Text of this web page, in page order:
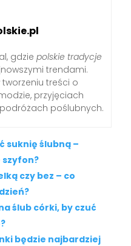
gdzie polskie tradycje
trendami.
treści o
przyjęciach
poślubnych.
suknię ślubną –
szyfon?
czy bez – co
ślub córki, by czuć
będzie najbardziej